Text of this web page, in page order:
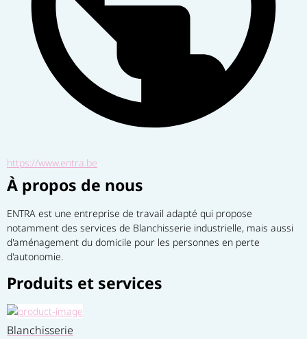
https://www.entra.be
À propos de nous
ENTRA est une entreprise de travail adapté qui propose
notamment des services de Blanchisserie industrielle, mais aussi
d'aménagement du domicile pour les personnes en perte
d'autonomie.
Produits et services
Blanchisserie